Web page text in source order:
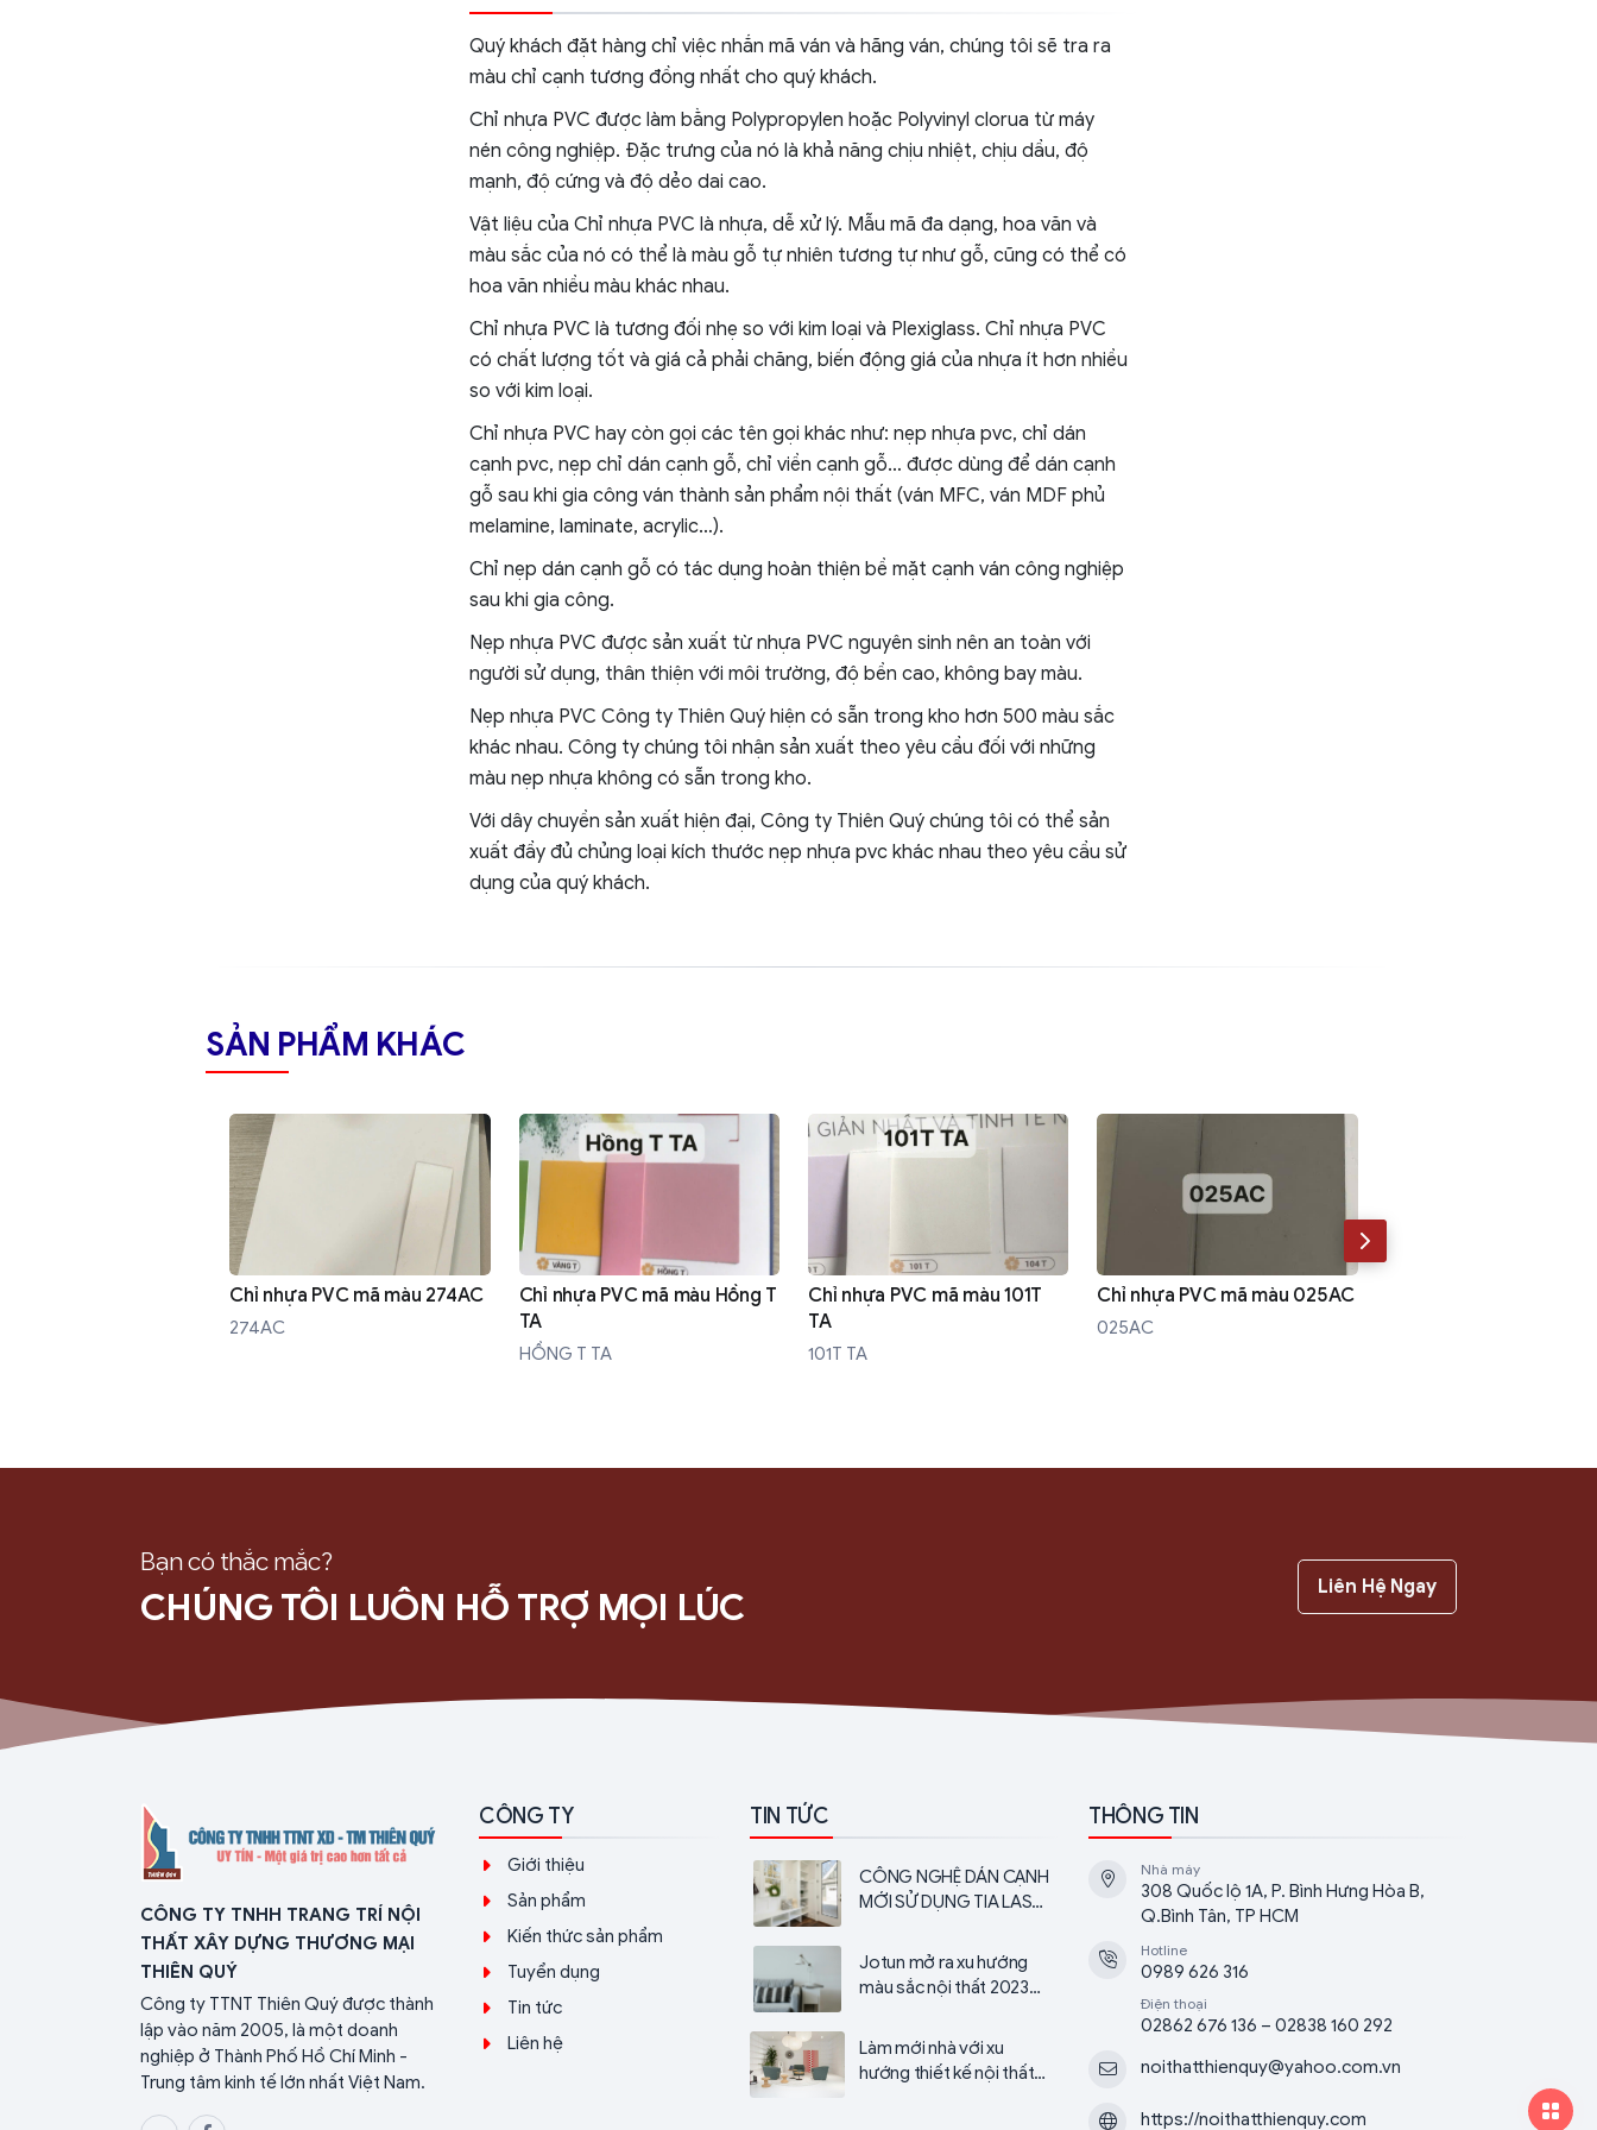
Quý khách đặt hàng chỉ việc nhắn mã ván và hãng ván, chúng tôi sẽ tra ra
màu chỉ cạnh tương đồng nhất cho quý khách.
Chỉ nhựa PVC được làm bằng Polypropylen hoặc Polyvinyl clorua từ máy
nén công nghiệp. Đặc trưng của nó là khả năng chịu nhiệt, chịu dầu, độ
mạnh, độ cứng và độ dẻo dai cao.
Vật liệu của Chỉ nhựa PVC là nhựa, dễ xử lý. Mẫu mã đa dạng, hoa văn và
màu sắc của nó có thể là màu gỗ tự nhiên tương tự như gỗ, cũng có thể có
hoa văn nhiều màu khác nhau.
Chỉ nhựa PVC là tương đối nhẹ so với kim loại và Plexiglass. Chỉ nhựa PVC
có chất lượng tốt và giá cả phải chăng, biến động giá của nhựa ít hơn nhiều
so với kim loại.
Chỉ nhựa PVC hay còn gọi các tên gọi khác như: nẹp nhựa pvc, chỉ dán
cạnh pvc, nẹp chỉ dán cạnh gỗ, chỉ viền cạnh gỗ… được dùng để dán cạnh
gỗ sau khi gia công ván thành sản phẩm nội thất (ván MFC, ván MDF phủ
melamine, laminate, acrylic…).
Chỉ nẹp dán cạnh gỗ có tác dụng hoàn thiện bề mặt cạnh ván công nghiệp
sau khi gia công.
Nẹp nhựa PVC được sản xuất từ nhựa PVC nguyên sinh nên an toàn với
người sử dụng, thân thiện với môi trường, độ bền cao, không bay màu.
Nẹp nhựa PVC Công ty Thiên Quý hiện có sẵn trong kho hơn 500 màu sắc
khác nhau. Công ty chúng tôi nhận sản xuất theo yêu cầu đối với những
màu nẹp nhựa không có sẵn trong kho.
Với dây chuyền sản xuất hiện đại, Công ty Thiên Quý chúng tôi có thể sản
xuất đầy đủ chủng loại kích thước nẹp nhựa pvc khác nhau theo yêu cầu sử
dụng của quý khách.
SẢN PHẨM KHÁC
Chỉ nhựa PVC mã màu 274AC
274AC
Chỉ nhựa PVC mã màu Hồng T
TA
HỒNG T TA
Chỉ nhựa PVC mã màu 101T
TA
101T TA
Chỉ nhựa PVC mã màu 025AC
025AC
Bạn có thắc mắc?
CHÚNG TÔI LUÔN HỖ TRỢ MỌI LÚC Liên Hệ Ngay
CÔNG TY TNHH TRANG TRÍ NỘI
THẤT XÂY DỰNG THƯƠNG MẠI
THIÊN QUÝ
Công ty TTNT Thiên Quý được thành
lập vào năm 2005, là một doanh
nghiệp ở Thành Phố Hồ Chí Minh -
Trung tâm kinh tế lớn nhất Việt Nam.
CÔNG TY
Giới thiệu
Sản phẩm
Kiến thức sản phẩm
Tuyển dụng
Tin tức
Liên hệ
TIN TỨC
CÔNG NGHỆ DÁN CẠNH
MỚI SỬ DỤNG TIA LASE,
Jotun mở ra xu hướng
màu sắc nội thất 2023
Làm mới nhà với xu
hướng thiết kế nội thất
THÔNG TIN
Nhà máy
308 Quốc lộ 1A, P. Bình Hưng Hòa B,
Q.Bình Tân, TP HCM
Hotline
0989 626 316
Điện thoại
02862 676 136 – 02838 160 292
noithatthienquy@yahoo.com.vn
https://noithatthienquy.com